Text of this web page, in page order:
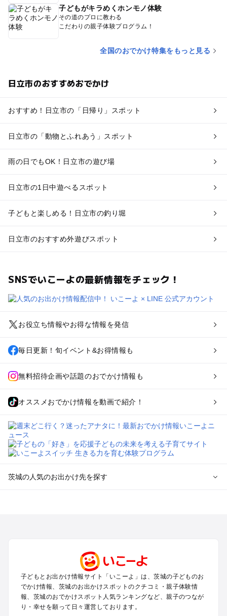
子どもがキラめくホンモノ体験
その道のプロに教わる
こだわりの親子体験プログラム！
全国のおでかけ特集をもっと見る
日立市のおすすめおでかけ
おすすめ！日立市の「日帰り」スポット
日立市の「動物とふれあう」スポット
雨の日でもOK！日立市の遊び場
日立市の1日中遊べるスポット
子どもと楽しめる！日立市の釣り堀
日立市のおすすめ外遊びスポット
SNSでいこーよの最新情報をチェック！
お役立ち情報やお得な情報を発信
毎日更新！旬イベント&お得情報も
無料招待企画や話題のおでかけ情報も
オススメおでかけ情報を動画で紹介！
茨城の人気のお出かけ先を探す
久喜・行田・加須・羽生のプールお出かけ
土浦・霞ヶ浦・鹿島・潮来のプールお出かけ
大洗・ひたちなかのプールお出かけ
熊谷・太田・足利・古河のプールお出かけ
日立・北茨城・奥久慈のプールお出かけ
子どもとお出かけ情報サイト「いこーよ」は、茨城の子どものお
でかけ情報、茨城のお出かけスポットのクチコミ・親子体験情
報、茨城のおでかけスポット人気ランキングなど、親子のつなが
り・幸せを願って日々運営しております。